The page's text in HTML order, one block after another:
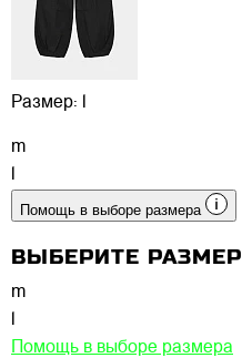
Размер: l
m
l
Помощь в выборе размера
ВЫБЕРИТЕ РАЗМЕР
m
Помощь в выборе размера